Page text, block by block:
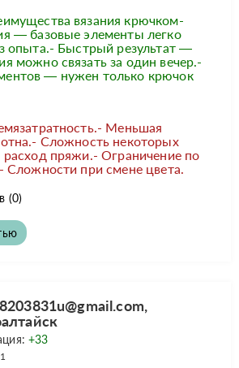
вязания крючком-
— базовые элементы легко
опыта.- Быстрый результат —
можно связать за один вечер.-
— нужен только крючок
Меньшая
Сложность некоторых
пряжи.- Ограничение по
Сложности при смене цвета.
(0)
+33